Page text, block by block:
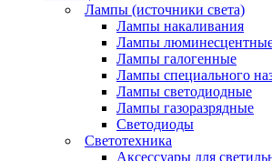
Лампы (источники света)
Лампы накаливания
Лампы
Лампы галогенные
Лампы специального
Лампы светодиодные
Лампы газоразрядные
Светодиоды
Светотехника
Аксессуары для